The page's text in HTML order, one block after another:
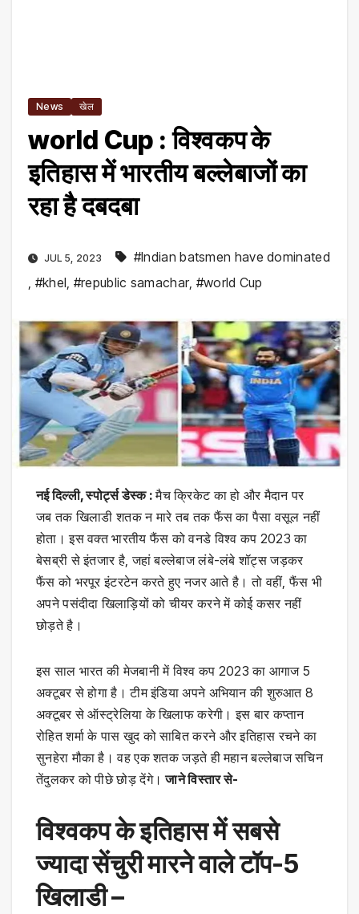
News खेल
world Cup : विश्वकप के
इतिहास में भारतीय बल्‍लेबाजों का
रहा है दबदबा
JUL 5, 2023
#Indian batsmen have dominated
#khel #republic samachar, #world Cup
नई दिल्ली, स्पोर्ट्स डेस्क :मैच क्रिकेट का हो और मैदान पर
जब तक खिलाडी शतक न मारे तब तक फैंस का पैसा वसूल नहीं
होता। इस वक्त भारतीय फैंस को वनडे विश्व कप 2023 का
बेसब्री से इंतजार है, जहां बल्लेबाज लंबे-लंबे शॉट्स जड़कर
फैंस को भरपूर इंटरटेन करते हुए नजर आते है। तो वहीं, फैंस भी
अपने पसंदीदा खिलाड़ियों को चीयर करने में कोई कसर नहीं
छोड़ते है।
इस साल भारत की मेजबानी में विश्व कप 2023 का आगाज 5
अक्टूबर से होगा है। टीम इंडिया अपने अभियान की शुरुआत 8
अक्टूबर से ऑस्ट्रेलिया के खिलाफ करेगी। इस बार कप्तान
रोहित शर्मा के पास खुद को साबित करने और इतिहास रचने का
सुनहेरा मौका है। वह एक शतक जड़ते ही महान बल्लेबाज सचिन
तेंदुलकर को पीछे छोड़ देंगे।जाने विस्तार से-
विश्वकप के इतिहास में सबसे
ज्यादा सेंचुरी मारने वाले टॉप-5
खिलाडी –